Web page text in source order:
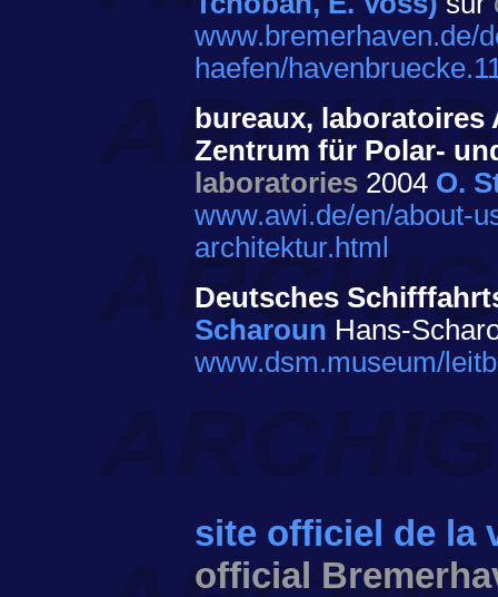
www.bremerhaven.de/
haefen/
bureaux,
Zentrum für Polar-
laboratories 2004 O.
www.awi.de/en/about-
architektur.html
Deutsches
Scharoun Hans-
www.dsm.museum/
site officiel de la
official